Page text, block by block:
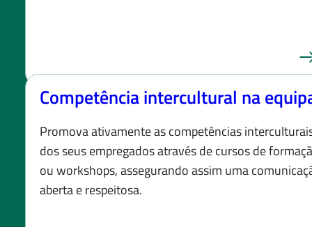
Competência intercultural na
Promova ativamente as competências
dos seus empregados através de cursos de
ou workshops, assegurando assim uma
aberta e respeitosa.